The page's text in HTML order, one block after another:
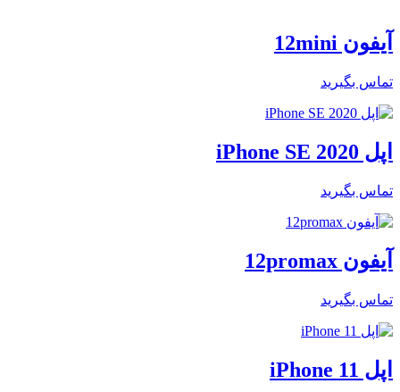
آیفون 12mini
تماس بگیرید
اپل iPhone SE 2020
تماس بگیرید
آیفون 12promax
تماس بگیرید
اپل iPhone 11